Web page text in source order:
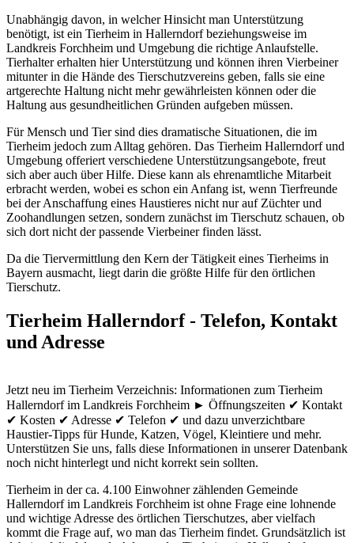
Unabhängig davon, in welcher Hinsicht man Unterstützung
benötigt, ist ein Tierheim in Hallerndorf beziehungsweise im
Landkreis Forchheim und Umgebung die richtige Anlaufstelle.
Tierhalter erhalten hier Unterstützung und können ihren Vierbeiner
mitunter in die Hände des Tierschutzvereins geben, falls sie eine
artgerechte Haltung nicht mehr gewährleisten können oder die
Haltung aus gesundheitlichen Gründen aufgeben müssen.
Für Mensch und Tier sind dies dramatische Situationen, die im
Tierheim jedoch zum Alltag gehören. Das Tierheim Hallerndorf und
Umgebung offeriert verschiedene Unterstützungsangebote, freut
sich aber auch über Hilfe. Diese kann als ehrenamtliche Mitarbeit
erbracht werden, wobei es schon ein Anfang ist, wenn Tierfreunde
bei der Anschaffung eines Haustieres nicht nur auf Züchter und
Zoohandlungen setzen, sondern zunächst im Tierschutz schauen, ob
sich dort nicht der passende Vierbeiner finden lässt.
Da die Tiervermittlung den Kern der Tätigkeit eines Tierheims in
Bayern ausmacht, liegt darin die größte Hilfe für den örtlichen
Tierschutz.
Tierheim Hallerndorf - Telefon, Kontakt
und Adresse
Jetzt neu im Tierheim Verzeichnis: Informationen zum Tierheim
Hallerndorf im Landkreis Forchheim ► Öffnungszeiten ✔ Kontakt
✔ Kosten ✔ Adresse ✔ Telefon ✔ und dazu unverzichtbare
Haustier-Tipps für Hunde, Katzen, Vögel, Kleintiere und mehr.
Unterstützen Sie uns, falls diese Informationen in unserer Datenbank
noch nicht hinterlegt und nicht korrekt sein sollten.
Tierheim in der ca. 4.100 Einwohner zählenden Gemeinde
Hallerndorf im Landkreis Forchheim ist ohne Frage eine lohnende
und wichtige Adresse des örtlichen Tierschutzes, aber vielfach
kommt die Frage auf, wo man das Tierheim findet. Grundsätzlich ist